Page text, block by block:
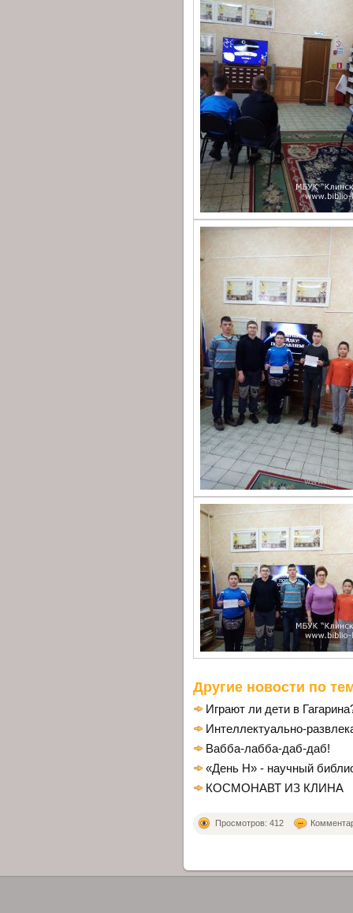
Другие новости по
Играют ли дети в
Интеллектуально-
Вабба-лабба-даб-даб!
«День Н» - научный
КОСМОНАВТ ИЗ КЛИНА
Просмотров: 412